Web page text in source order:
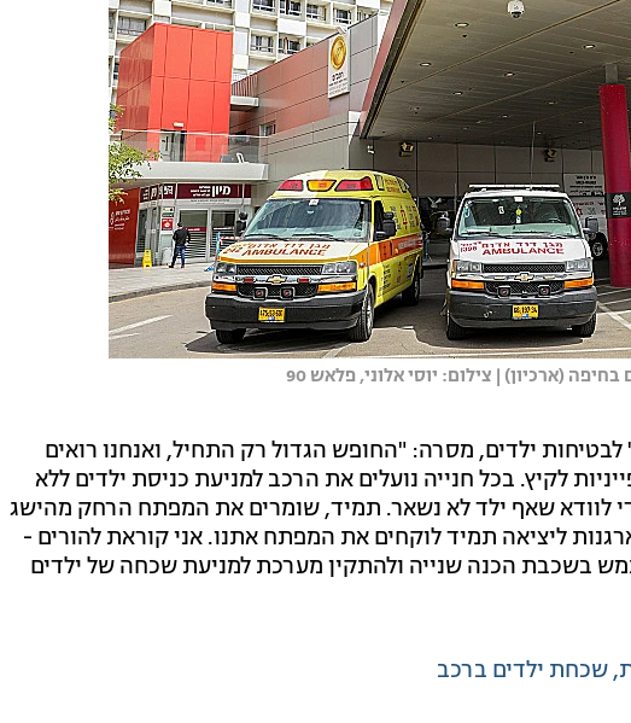
(ארכיון) | צילום: יוסי אלוני, פלאש 90
לבטיחות ילדים, מסרה: "החופש הגדול רק התחיל, ואנחנו רואים
לקיץ. בכל חנייה נועלים את הרכב למניעת כניסת ילדים ללא
לוודא שאף ילד לא נשאר. תמיד, שומרים את המפתח הרחק מהישג
ליציאה תמיד לוקחים את המפתח אתנו. אני קוראת להורים -
בשכבת הכנה שנייה ולהתקין מערכת למניעת שכחה של ילדים
שכחת ילדים ברכב